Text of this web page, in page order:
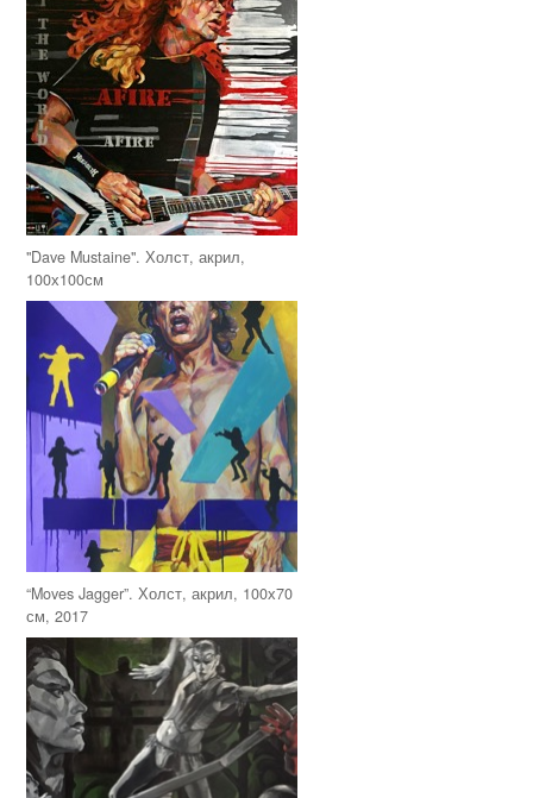
"Dave Mustaine". Холст, акрил,
100х100см
“Moves Jagger”. Холст, акрил, 100х70
см, 2017